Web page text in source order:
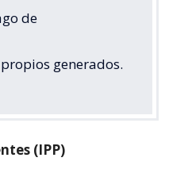
de
generados.
(IPP)